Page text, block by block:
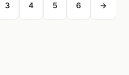
3 4 5 6 →